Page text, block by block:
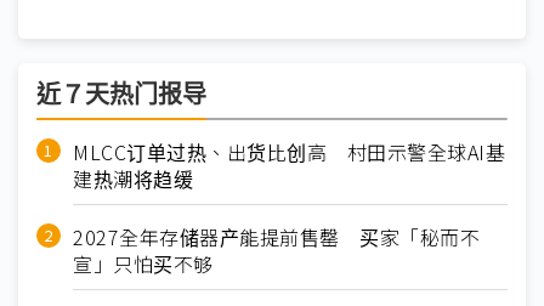
近７天热门报导
MLCC订单过热、出货比创高 村田示警全球AI基
建热潮将趋缓
2027全年存储器产能提前售罄 买家「秘而不
宣」只怕买不够